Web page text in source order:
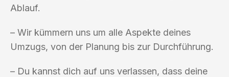
Ablauf.
– Wir kümmern uns um alle Aspekte deines
Umzugs, von der Planung bis zur Durchführung.
– Du kannst dich auf uns verlassen, dass deine